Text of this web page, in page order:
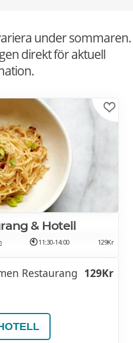
under sommaren.
direkt för aktuell
& Hotell
11:30-14:00 129Kr
Restaurang 129Kr